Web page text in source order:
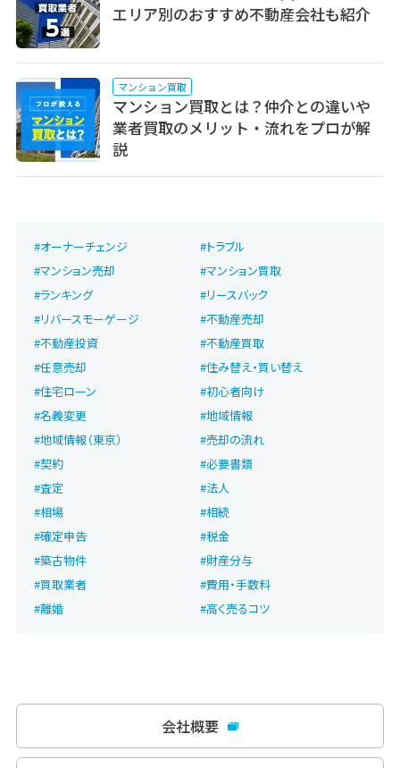
エリア別のおすすめ不動産会社も紹介
マンション買取
マンション買取とは？仲介との違いや
業者買取のメリット・流れをプロが解
説
オーナーチェンジ
トラブル
マンション売却
マンション買取
ランキング
リースバック
リバースモーゲージ
不動産売却
不動産投資
不動産買取
任意売却
住み替え・買い替え
住宅ローン
初心者向け
名義変更
地域情報
地域情報（東京）
売却の流れ
契約
必要書類
査定
法人
相場
相続
確定申告
税金
築古物件
財産分与
買取業者
費用・手数料
離婚
高く売るコツ
会社概要